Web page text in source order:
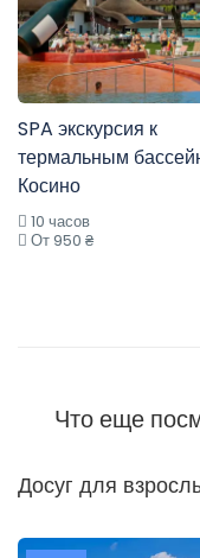
SPA экскурсия к
термальным
Косино
10 часов
От 950 ₴
Что еще
Досуг для